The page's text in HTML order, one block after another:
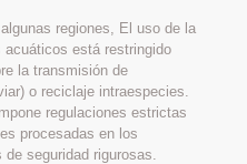
regiones, El uso de la
está restringido
la transmisión de
o reciclaje intraespecies.
regulaciones estrictas
procesadas en los
seguridad rigurosas.